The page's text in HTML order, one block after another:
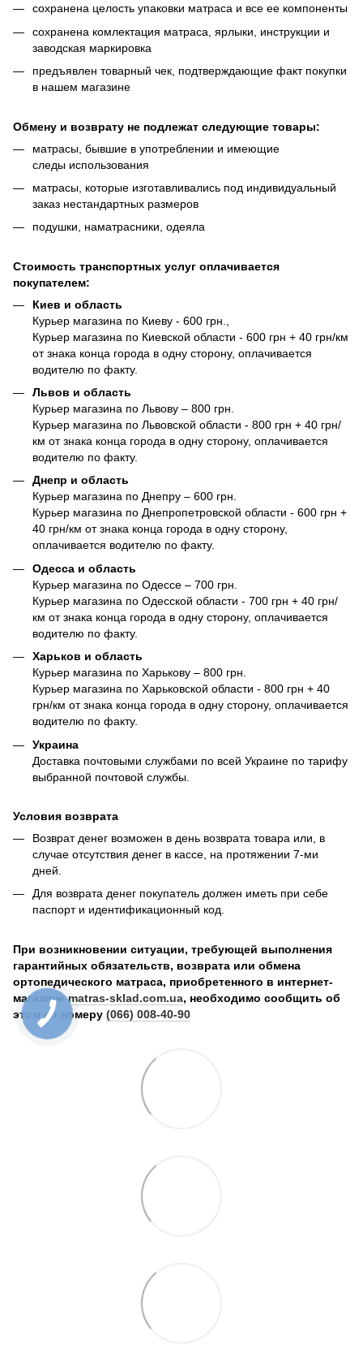
сохранена целость упаковки матраса и все ее компоненты
сохранена комлектация матраса, ярлыки, инструкции и
заводская маркировка
предъявлен товарный чек, подтверждающие факт покупки
в нашем магазине
Обмену и возврату не подлежат следующие товары:
матрасы, бывшие в употреблении и имеющие
следы использования
матрасы, которые изготавливались под индивидуальный
заказ нестандартных размеров
подушки, наматрасники, одеяла
Стоимость транспортных услуг оплачивается
покупателем:
Киев и область
Курьер магазина по Киеву - 600 грн.,
Курьер магазина по Киевской области - 600 грн + 40 грн/км
от знака конца города в одну сторону, оплачивается
водителю по факту.
Львов и область
Курьер магазина по Львову – 800 грн.
Курьер магазина по Львовской области - 800 грн + 40 грн/
км от знака конца города в одну сторону, оплачивается
водителю по факту.
Днепр и область
Курьер магазина по Днепру – 600 грн.
Курьер магазина по Днепропетровской области - 600 грн +
40 грн/км от знака конца города в одну сторону,
оплачивается водителю по факту.
Одесса и область
Курьер магазина по Одессе – 700 грн.
Курьер магазина по Одесской области - 700 грн + 40 грн/
км от знака конца города в одну сторону, оплачивается
водителю по факту.
Харьков и область
Курьер магазина по Харькову – 800 грн.
Курьер магазина по Харьковской области - 800 грн + 40
грн/км от знака конца города в одну сторону, оплачивается
водителю по факту.
Украина
Доставка почтовыми службами по всей Украине по тарифу
выбранной почтовой службы.
Условия возврата
Возврат денег возможен в день возврата товара или, в
случае отсутствия денег в кассе, на протяжении 7-ми
дней.
Для возврата денег покупатель должен иметь при себе
паспорт и идентификационный код.
При возникновении ситуации, требующей выполнения
гарантийных обязательств, возврата или обмена
ортопедического матраса, приобретенного в интернет-
магазинеmatras-sklad.com.ua, необходимо сообщить об
этом по номеру (066) 008-40-90